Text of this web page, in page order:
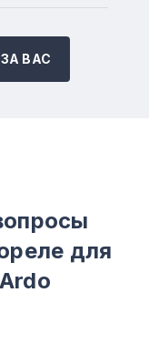
ВАС
для